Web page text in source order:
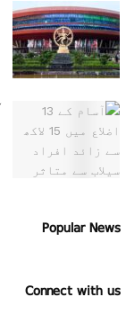
Popular News
Connect with us